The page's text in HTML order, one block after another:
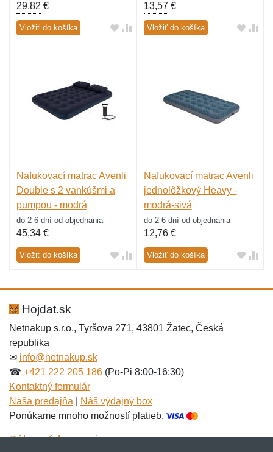
29,82 €
Vložiť do košíka
13,57 €
Vložiť do košíka
Nafukovací matrac Avenli
Double s 2 vankúšmi a
pumpou - modrá
do 2-6 dní od objednania
45,34 €
Vložiť do košíka
Nafukovací matrac Avenli
jednolôžkový Heavy -
modrá-sivá
do 2-6 dní od objednania
12,76€
Vložiť do košíka
Hojdat.sk
Netnakup s.r.o., Tyršova 271, 43801 Žatec, Česká
republika
✉ info@netnakup.sk
☎ +421 222 205 186 (Po-Pi 8:00-16:30)
Kontaktný formulár
Naša predajňa
Náš výdajný box
Ponúkame mnoho možností platieb.
Zákaznícky servis